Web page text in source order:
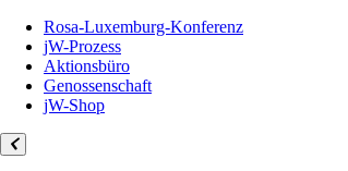
Rosa-Luxemburg-Konferenz
jW-Prozess
Aktionsbüro
Genossenschaft
jW-Shop